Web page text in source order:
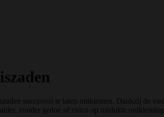
succesvol te laten ontkiemen. Dankzij de
zonder gedoe of risico op mislukte ontkieming.